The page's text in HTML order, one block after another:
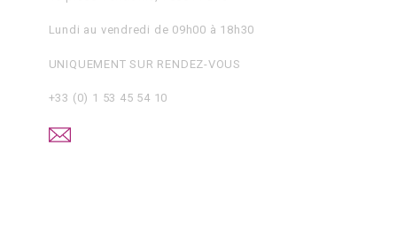
Lundi au vendredi de 09h00 à 18h30
UNIQUEMENT SUR RENDEZ-VOUS
+33 (0) 1 53 45 54 10